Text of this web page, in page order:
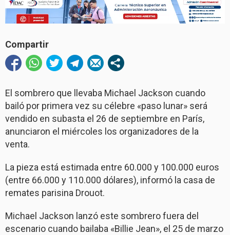
Compartir
El sombrero que llevaba Michael Jackson cuando
bailó por primera vez su célebre «paso lunar» será
vendido en subasta el 26 de septiembre en París,
anunciaron el miércoles los organizadores de la
venta.
La pieza está estimada entre 60.000 y 100.000 euros
(entre 66.000 y 110.000 dólares), informó la casa de
remates parisina Drouot.
Michael Jackson lanzó este sombrero fuera del
escenario cuando bailaba «Billie Jean», el 25 de marzo